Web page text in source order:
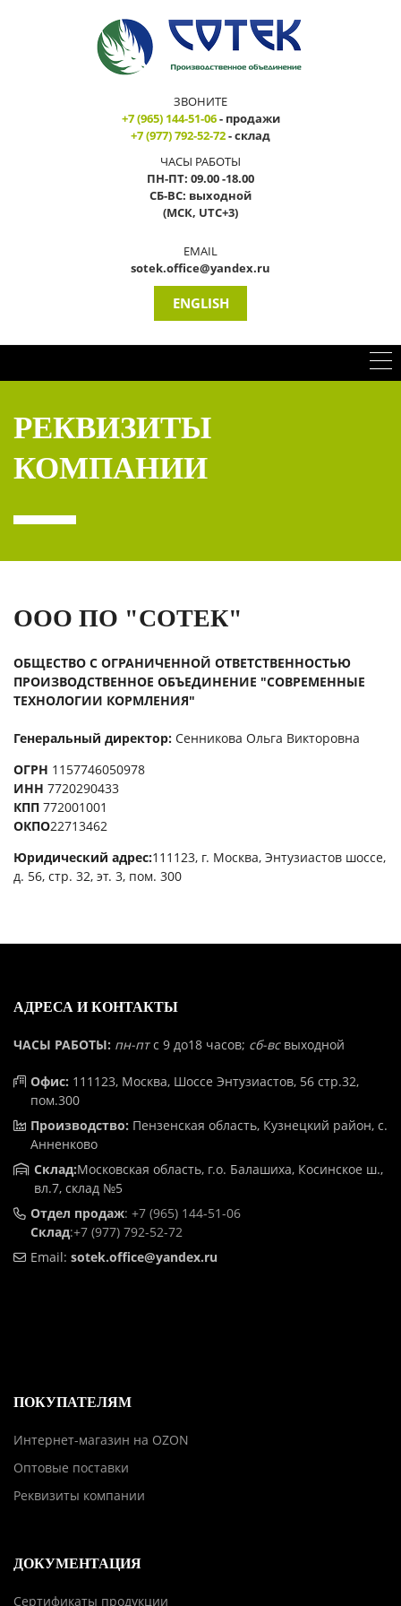
ЗВОНИТЕ
+7 (965) 144-51-06- продажи
+7 (977) 792-52-72- склад
ЧАСЫ РАБОТЫ
ПН-ПТ: 09.00 -18.00
СБ-ВС: выходной
(МСК, UTC+3)
EMAIL
sotek.office@yandex.ru
ENGLISH
РЕКВИЗИТЫ
КОМПАНИИ
ООО ПО "СОТЕК"
ОБЩЕСТВО С ОГРАНИЧЕННОЙ ОТВЕТСТВЕННОСТЬЮ
ПРОИЗВОДСТВЕННОЕ ОБЪЕДИНЕНИЕ "СОВРЕМЕННЫЕ
ТЕХНОЛОГИИ КОРМЛЕНИЯ"
Генеральный директор: Сенникова Ольга Викторовна
ОГРН 1157746050978
ИНН 7720290433
КПП 772001001
ОКПО22713462
Юридический адрес:111123, г. Москва, Энтузиастов шоссе,
д. 56, стр. 32, эт. 3, пом. 300
АДРЕСА И КОНТАКТЫ
ЧАСЫ РАБОТЫ: пн-птс 9 до18 часов; сб-всвыходной
Офис: 111123, Москва, Шоссе Энтузиастов, 56 стр.32,
пом.300
Производство: Пензенская область, Кузнецкий район, с.
Анненково
Склад:Московская область, г.о. Балашиха, Косинское ш.,
вл.7, склад №5
Отдел продаж: +7 (965) 144-51-06
Склад:+7 (977) 792-52-72
Email: sotek.office@yandex.ru
ПОКУПАТЕЛЯМ
Интернет-магазин на OZON
Оптовые поставки
Реквизиты компании
ДОКУМЕНТАЦИЯ
Сертификаты продукции